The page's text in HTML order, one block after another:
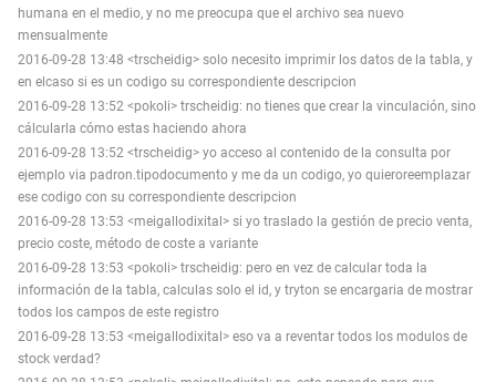
humana en el medio, y no me preocupa que el archivo sea nuevo
mensualmente
2016-09-28 13:48 <trscheidig> solo necesito imprimir los datos de la tabla, y
en elcaso si es un codigo su correspondiente descripcion
2016-09-28 13:52 <pokoli> trscheidig: no tienes que crear la vinculación, sino
cálcularla cómo estas haciendo ahora
2016-09-28 13:52 <trscheidig> yo acceso al contenido de la consulta por
ejemplo via padron.tipodocumento y me da un codigo, yo quieroreemplazar
ese codigo con su correspondiente descripcion
2016-09-28 13:53 <meigallodixital> si yo traslado la gestión de precio venta,
precio coste, método de coste a variante
2016-09-28 13:53 <pokoli> trscheidig: pero en vez de calcular toda la
información de la tabla, calculas solo el id, y tryton se encargaria de mostrar
todos los campos de este registro
2016-09-28 13:53 <meigallodixital> eso va a reventar todos los modulos de
stock verdad?